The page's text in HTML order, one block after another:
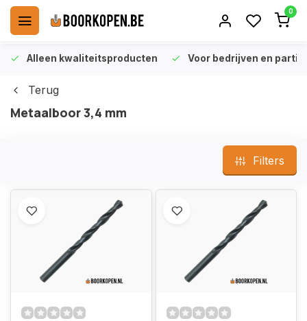
0
Alleen kwaliteitsproducten Voor bedrijven en
Terug
Metaalboor 3,4 mm
Filters